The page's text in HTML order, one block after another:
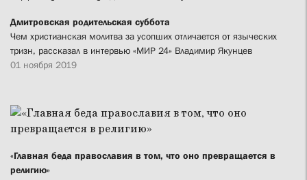
Дмитровская родительская суббота
Чем христианская молитва за усопших отличается от языческих
тризн, рассказал в интервью «МИР 24» Владимир Якунцев
01 ноября 2019
«Главная беда православия в том, что оно превращается в
религию»